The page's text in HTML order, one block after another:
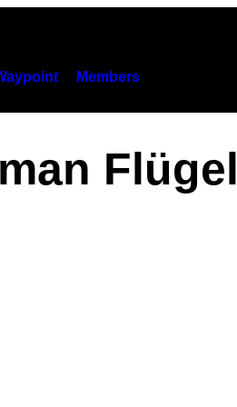
Members
Flügel